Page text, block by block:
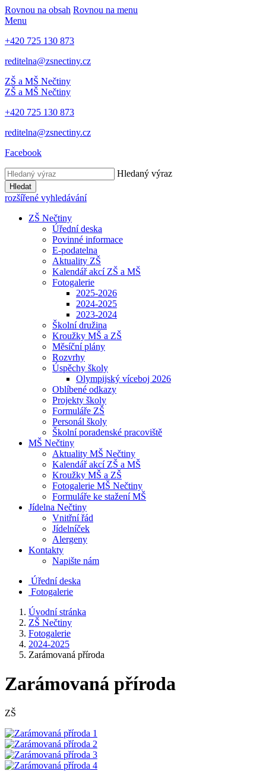
Rovnou na obsah Rovnou na menu
Menu
+420 725 130 873
reditelna@zsnectiny.cz
ZŠ a MŠ Nečtiny
ZŠ a MŠ Nečtiny
+420 725 130 873
reditelna@zsnectiny.cz
Facebook
Hledaný výraz
Hledat
rozšířené vyhledávání
ZŠ Nečtiny
Úřední deska
Povinné informace
E-podatelna
Aktuality ZŠ
Kalendář akcí ZŠ a MŠ
Fotogalerie
2025-2026
2024-2025
2023-2024
Školní družina
Kroužky MŠ a ZŠ
Měsíční plány
Rozvrhy
Úspěchy školy
Olympijský víceboj 2026
Oblíbené odkazy
Projekty školy
Formuláře ZŠ
Personál školy
Školní poradenské pracoviště
MŠ Nečtiny
Aktuality MŠ Nečtiny
Kalendář akcí ZŠ a MŠ
Kroužky MŠ a ZŠ
Fotogalerie MŠ Nečtiny
Formuláře ke stažení MŠ
Jídelna Nečtiny
Vnitřní řád
Jídelníček
Alergeny
Kontakty
Napište nám
Úřední deska
Fotogalerie
Úvodní stránka
ZŠ Nečtiny
Fotogalerie
2024-2025
Zarámovaná příroda
Zarámovaná příroda
ZŠ